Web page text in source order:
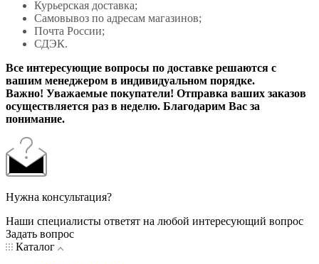
Курьерская доставка;
Самовывоз по адресам магазинов;
Почта России;
СДЭК.
Все интересующие вопросы по доставке решаются с
вашим менеджером в индивидуальном порядке.
Важно! Уважаемые покупатели! Отправка ваших заказов
осуществляется раз в неделю. Благодарим Вас за
понимание.
Нужна консультация?
Наши специалисты ответят на любой интересующий вопрос
Задать вопрос
Каталог